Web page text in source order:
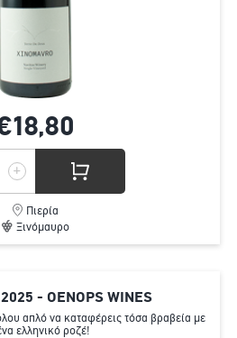
80
Πιερία
Ξινόμαυρο
- OENOPS WINES
απλό να καταφέρεις τόσα βραβεία με
ελληνικό ροζέ!